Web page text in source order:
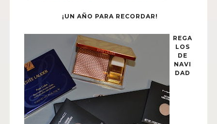
¡UN AÑO PARA RECORDAR!
REGA
LOS
DE
NAVI
DAD